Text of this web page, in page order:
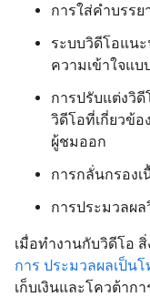
การใส่คำบรรย
ระบบวิดีโอแน
ความเข้าใจแ
การปรับแต่งวิ
วิดีโอที่เกี่ยวข้อ
ผู้ชมออก
การกลั่นกรองเ
การประมวลผล
เมื่อทำงานกับวิดีโอ
การ ประมวลผลเป็นโ
เก็บเงินและโควต้าก